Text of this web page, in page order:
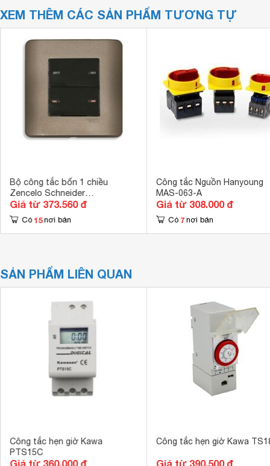
XEM THÊM CÁC SẢN PHẨM TƯƠNG TỰ
Bộ công tắc bốn 1 chiều
Zencelo Schneider
E8434_1_SZ_G19
Giá từ 373.560 đ
Có 15 nơi bán
Công tắc Nguồn Hanyoung
MAS-063-A
Giá từ 308.000 đ
Có 7 nơi bán
SẢN PHẨM LIÊN QUAN
Công tắc hẹn giờ Kawa
PTS15C
Giá từ 360.000 đ
Công tắc hẹn giờ Kawa
Giá từ 390.500 đ